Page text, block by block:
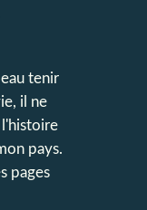
tenir
il ne
l'histoire
pays.
pages